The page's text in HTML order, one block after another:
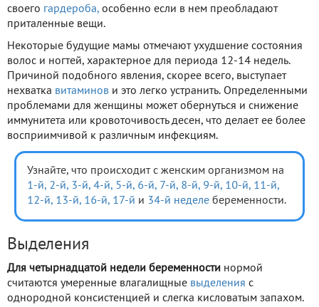
своего гардероба, особенно если в нем преобладают
приталенные вещи.
Некоторые будущие мамы отмечают ухудшение состояния
волос и ногтей, характерное для периода 12-14 недель.
Причиной подобного явления, скорее всего, выступает
нехватка витаминов и это легко устранить. Определенными
проблемами для женщины может обернуться и снижение
иммунитета или кровоточивость десен, что делает ее более
восприимчивой к различным инфекциям.
Узнайте, что происходит с женским организмом на
1-й, 2-й, 3-й, 4-й, 5-й, 6-й, 7-й, 8-й, 9-й, 10-й, 11-й,
12-й, 13-й, 16-й, 17-й и 34-й неделе беременности.
Выделения
Для четырнадцатой недели беременности нормой
считаются умеренные влагалищные выделения с
однородной консистенцией и слегка кисловатым запахом.